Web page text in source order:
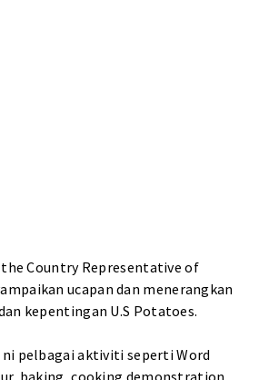
the Country Representative of
ucapan dan menerangkan
kepentingan U.S Potatoes.
ni pelbagai aktiviti seperti Word
baking, cooking demonstration